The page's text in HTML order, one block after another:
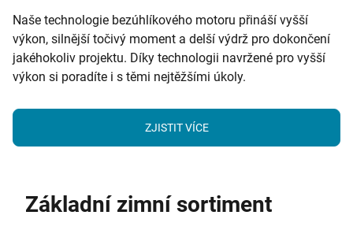
Naše technologie bezúhlíkového motoru přináší vyšší
výkon, silnější točivý moment a delší výdrž pro dokončení
jakéhokoliv projektu. Díky technologii navržené pro vyšší
výkon si poradíte i s těmi nejtěžšími úkoly.
ZJISTIT VÍCE
Základní zimní sortiment